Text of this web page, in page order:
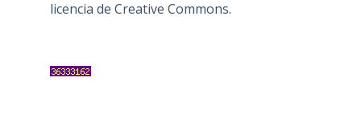
licencia de Creative Commons.